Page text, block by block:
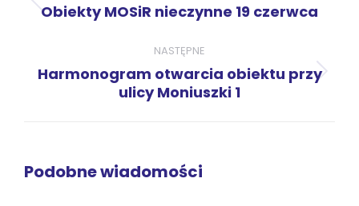
Poprzedni
Obiekty MOSiR nieczynne 19 czerwca
NASTĘPNE
Następny
wpis:
Harmonogram otwarcia obiektu przy
ulicy Moniuszki 1
Podobne wiadomości